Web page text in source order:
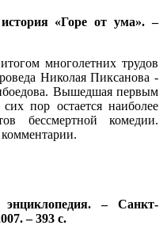
«Горе от ума». –
многолетних трудов
Николая Пиксанова -
Вышедшая первым
пор остается наиболее
бессмертной комедии.
– Санкт-
– 393 с.